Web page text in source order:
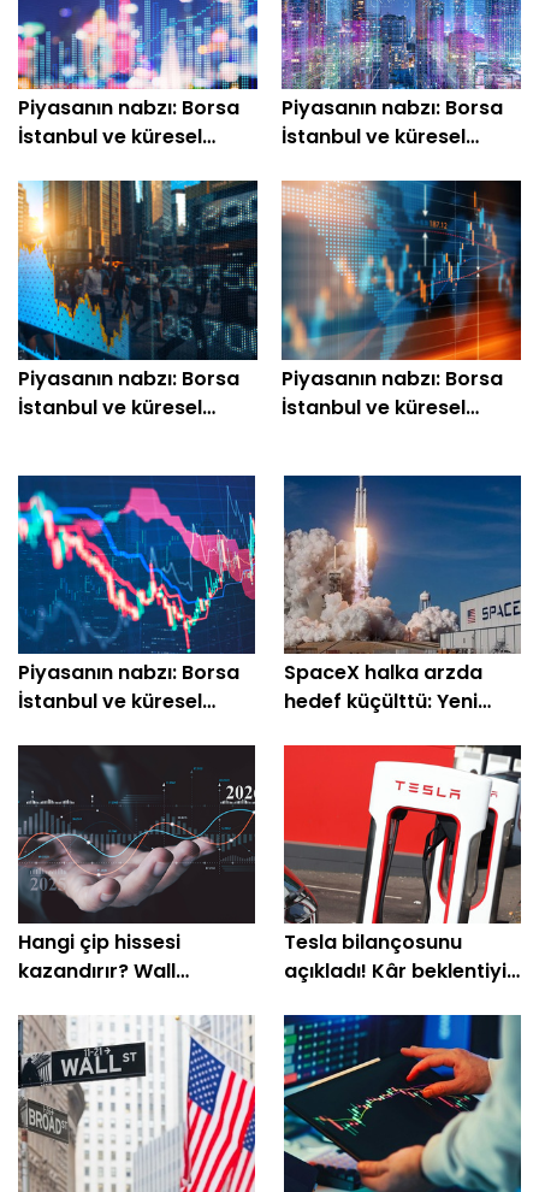
Piyasanın nabzı: Borsa
İstanbul ve küresel
başlarken (15 Haziran)
Piyasanın nabzı: Borsa
İstanbul ve küresel
başlarken (12 Haziran)
Piyasanın nabzı: Borsa
İstanbul ve küresel
Piyasanın nabzı: Borsa
İstanbul ve küresel
Piyasanın nabzı: Borsa
İstanbul ve küresel
başlarken (8 Haziran)
SpaceX halka arzda
hedef küçülttü: Yeni
Hangi çip hissesi
kazandırır? Wall
belli oldu
Tesla bilançosunu
açıkladı! Kâr beklentiyi